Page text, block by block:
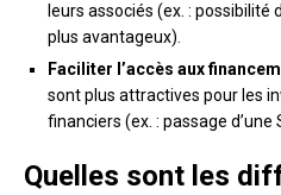
leurs associés (ex. : possibilité
plus avantageux).
Faciliter l’accès aux
sont plus attractives pour les
financiers (ex. : passage d’une
Quelles sont les